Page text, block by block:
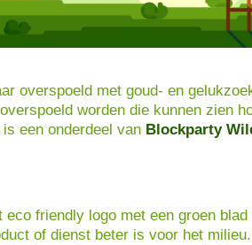
overspoeld met goud- en
worden die kunnen zien
een onderdeel van Blockparty
eco friendly logo met een groen
of dienst beter is voor het